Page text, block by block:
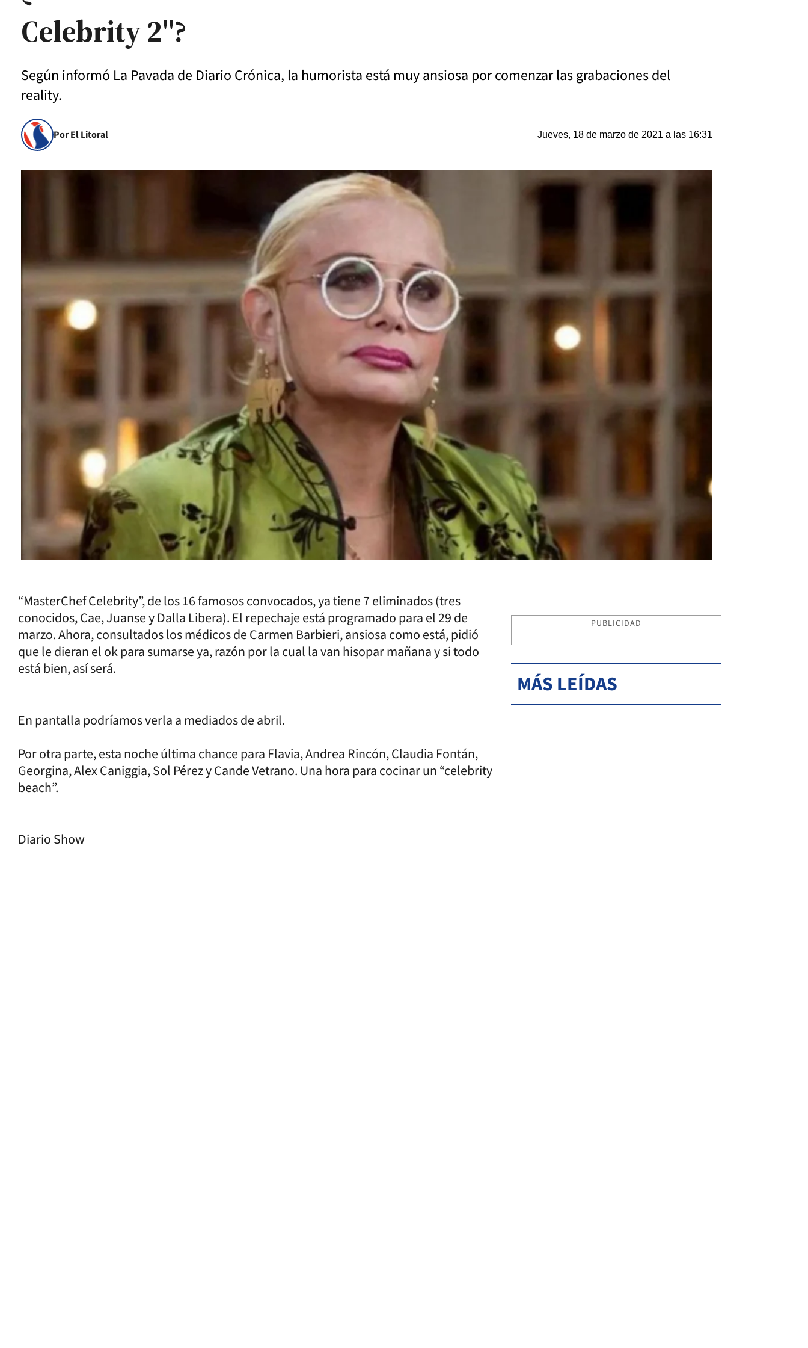
Celebrity 2"?
Según informó La Pavada de Diario Crónica, la humorista está muy ansiosa por comenzar las grabaciones del
reality.
Por El Litoral Jueves, 18 de marzo de 2021 a las 16:31
“MasterChef Celebrity”, de los 16 famosos convocados, ya tiene 7 eliminados (tres
conocidos, Cae, Juanse y Dalla Libera). El repechaje está programado para el 29 de
marzo. Ahora, consultados los médicos de Carmen Barbieri, ansiosa como está, pidió
que le dieran el ok para sumarse ya, razón por la cual la van hisopar mañana y si todo
está bien, así será.
En pantalla podríamos verla a mediados de abril.
Por otra parte, esta noche última chance para Flavia, Andrea Rincón, Claudia Fontán,
Georgina, Alex Caniggia, Sol Pérez y Cande Vetrano. Una hora para cocinar un “celebrity
beach”.
Diario Show
PUBLICIDAD
MÁS LEÍDAS